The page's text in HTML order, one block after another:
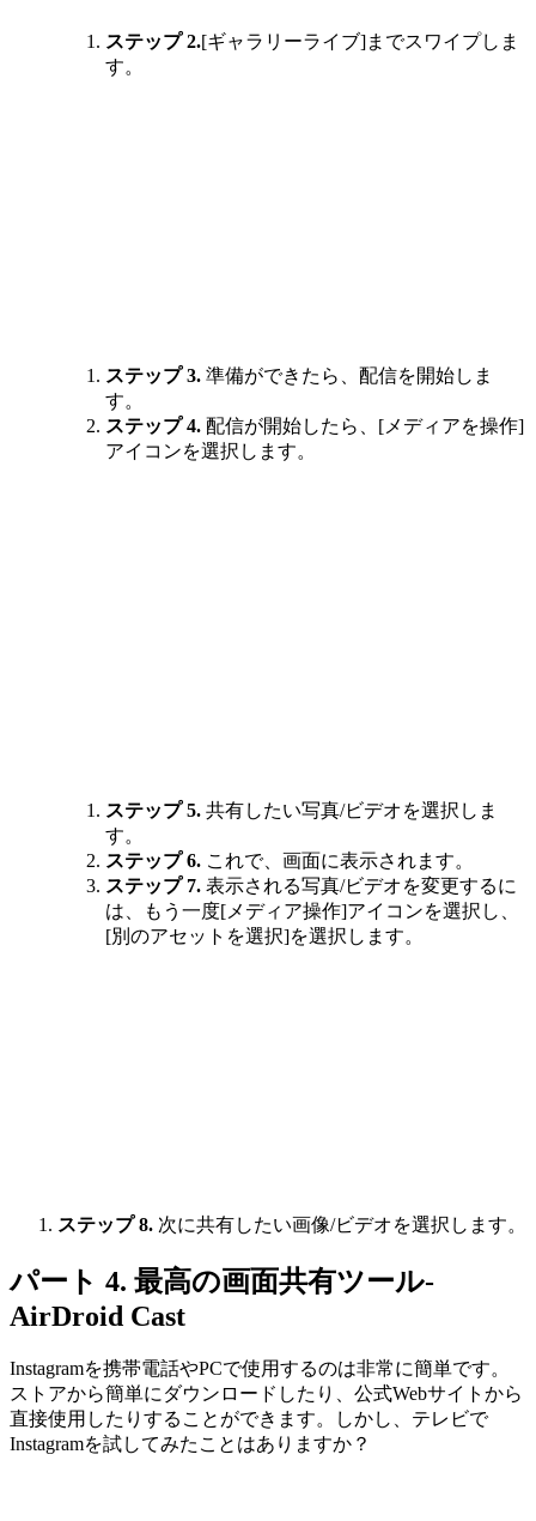
ステップ 2.[ギャラリーライブ]までスワイプしま
す。
ステップ 3. 準備ができたら、配信を開始しま
す。
ステップ 4. 配信が開始したら、[メディアを操作]
アイコンを選択します。
ステップ 5. 共有したい写真/ビデオを選択しま
す。
ステップ 6. これで、画面に表示されます。
ステップ 7. 表示される写真/ビデオを変更するに
は、もう一度[メディア操作]アイコンを選択し、
[別のアセットを選択]を選択します。
ステップ 8. 次に共有したい画像/ビデオを選択します。
パート 4. 最高の画面共有ツール‐
AirDroid Cast
Instagramを携帯電話やPCで使用するのは非常に簡単です。
ストアから簡単にダウンロードしたり、公式Webサイトから
直接使用したりすることができます。しかし、テレビで
Instagramを試してみたことはありますか？